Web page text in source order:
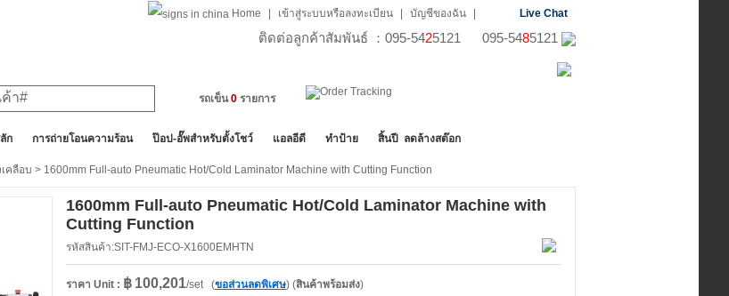
Home เข้าสู่ระบบหรือลงทะเบียน บัญชีของฉัน Live Chat
ติดต่อลูกค้าสัมพันธ์ ：095-5425121 095-5485121
รถเข็น0 รายการ
ก การถ่ายโอนความร้อน ป๊อป-อั๊พสำหรับตั้งโชว์ แอลอีดี ทำป้าย สิ้นปี ลดล้างสต๊อก
เคลือบ > 1600mm Full-auto Pneumatic Hot/Cold Laminator Machine with Cutting Function
1600mm Full-auto Pneumatic Hot/Cold Laminator Machine with
Cutting Function
รหัสสินค้า:SIT-FMJ-ECO-X1600EMHTN
ราคา Unit : ฿ 100,201/set (ขอส่วนลดพิเศษ) (สินค้าพร้อมส่ง)